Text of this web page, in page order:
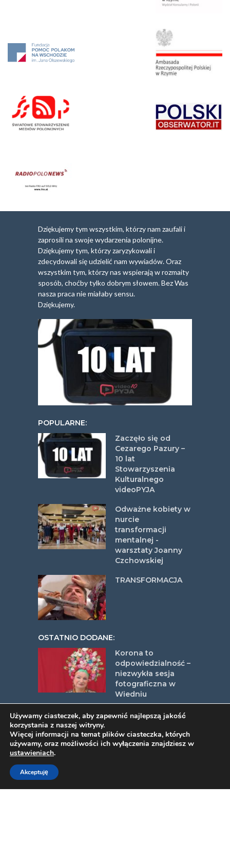
Dziękujemy tym wszystkim, którzy nam zaufali i
zaprosili na swoje wydarzenia polonijne.
Dziękujemy tym, którzy zaryzykowali i
zdecydowali się udzielić nam wywiadów. Oraz
wszystkim tym, którzy nas wspierają w rozmaity
sposób, choćby tylko dobrym słowem. Bez Was
nasza praca nie miałaby sensu.
Dziękujemy.
POPULARNE:
Zaczęło się od
Cezarego Pazury –
10 lat
Stowarzyszenia
Kulturalnego
videoPYJA
Odważne kobiety w
nurcie
transformacji
mentalnej -
warsztaty Joanny
Czchowskiej
TRANSFORMACJA
OSTATNIO DODANE:
Korona to
odpowiedzialność –
niezwykła sesja
fotograficzna w
Wiedniu
Polonia Camp 2026
Polonii
– spotkanie
Używamy ciasteczek, aby zapewnić najlepszą jakość
korzystania z naszej witryny.
Więcej informacji na temat plików ciasteczka, których
używamy, oraz możliwości ich wyłączenia znajdziesz w
ustawieniach.
Akceptuję